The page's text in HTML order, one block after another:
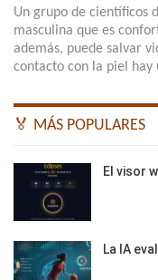
Un grupo de científicos
masculina que es
además, puede salvar
contacto con la piel
🏅 MÁS POPULARES
El visor
La IA